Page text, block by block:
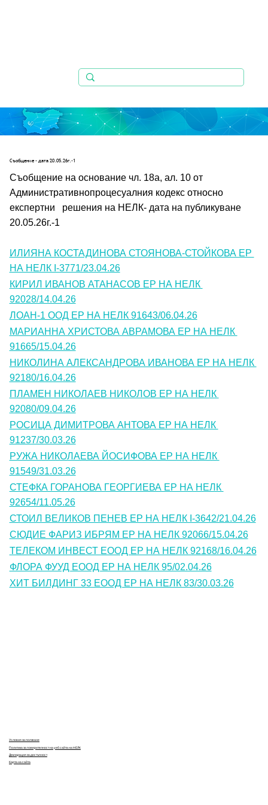
Съобщениe - дата 20.05.26г.-1
Съобщение на основание чл. 18а, ал. 10 от
Административнопроцесуалния кодекс относно
експертни   решения на НЕЛК- дата на публикуване
20.05.26г.-1
ИЛИЯНА КОСТАДИНОВА СТОЯНОВА-СТОЙКОВА ЕР
НА НЕЛК I-3771/23.04.26
КИРИЛ ИВАНОВ АТАНАСОВ ЕР НА НЕЛК
92028/14.04.26
ЛОАН-1 ООД ЕР НА НЕЛК 91643/06.04.26
МАРИАННА ХРИСТОВА АВРАМОВА ЕР НА НЕЛК
91665/15.04.26
НИКОЛИНА АЛЕКСАНДРОВА ИВАНОВА ЕР НА НЕЛК
92180/16.04.26
ПЛАМЕН НИКОЛАЕВ НИКОЛОВ ЕР НА НЕЛК
92080/09.04.26
РОСИЦА ДИМИТРОВА АНТОВА ЕР НА НЕЛК
91237/30.03.26
РУЖА НИКОЛАЕВА ЙОСИФОВА ЕР НА НЕЛК
91549/31.03.26
СТЕФКА ГОРАНОВА ГЕОРГИЕВА ЕР НА НЕЛК
92654/11.05.26
СТОИЛ ВЕЛИКОВ ПЕНЕВ ЕР НА НЕЛК I-3642/21.04.26
СЮДИЕ ФАРИЗ ИБРЯМ ЕР НА НЕЛК 92066/15.04.26
ТЕЛЕКОМ ИНВЕСТ ЕООД ЕР НА НЕЛК 92168/16.04.26
ФЛОРА ФУУД ЕООД ЕР НА НЕЛК 95/02.04.26
ХИТ БИЛДИНГ 33 ЕООД ЕР НА НЕЛК 83/30.03.26
Условия за ползване
Политика за поверителност на уеб сайта на НЕЛК
Декларация за достъпност
Карта на сайта